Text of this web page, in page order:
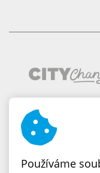
Používáme